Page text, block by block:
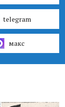
telegram
макс